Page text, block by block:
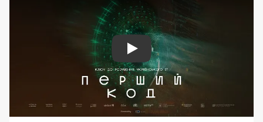
Play